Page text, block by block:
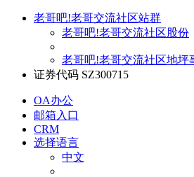
老哥吧!老哥交流社区站群
老哥吧!老哥交流社区股份
老哥吧!老哥交流社区地坪
证券代码 SZ300715
OA办公
邮箱入口
CRM
选择语言
中文